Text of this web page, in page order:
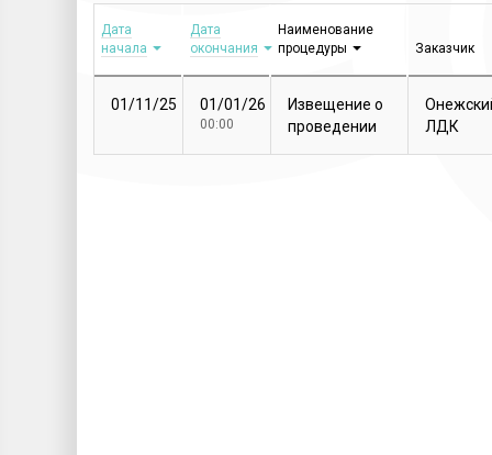
Дата
начала
Дата
окончания
Наименование
процедуры
Заказчик
01/11/25 01/01/26
00:00
Извещение о
проведении
ЛДК